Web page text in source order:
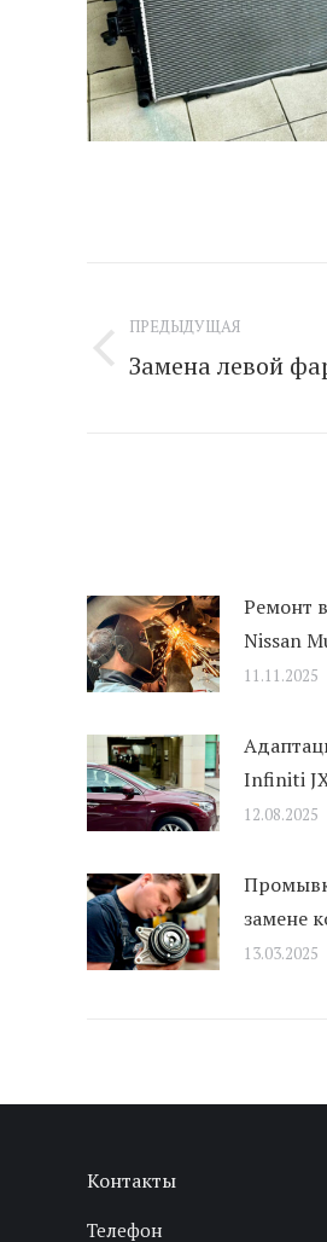
поПРЕДЫДУЩАЯ
Предыдущая
Замена левой
Ремонт
Nissan
11.11.2025
Infiniti
12.08.2025
замене
13.03.2025
Контакты
Телефон